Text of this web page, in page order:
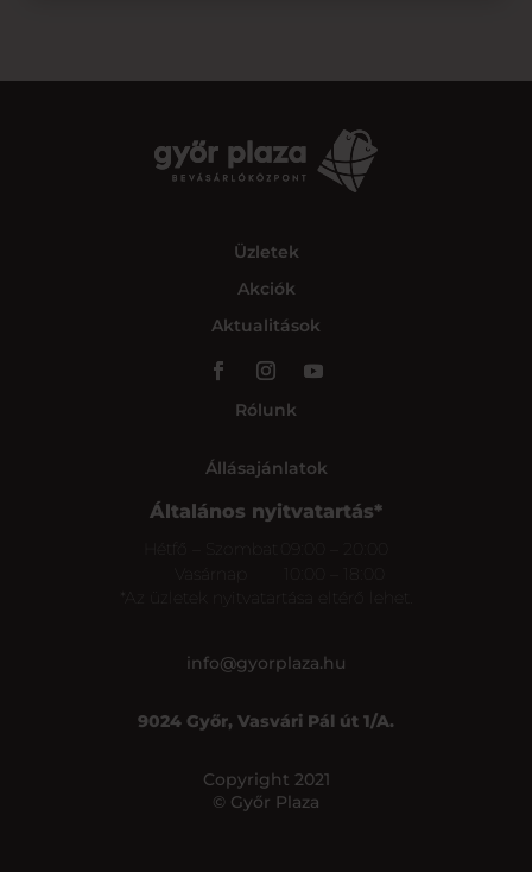
Üzletek
Akciók
Aktualitások
Rólunk
Állásajánlatok
Általános nyitvatartás*
*Az üzletek nyitvatartása eltérő lehet.
info@gyorplaza.hu
9024 Győr, Vasvári Pál út 1/A.
Copyright 2021
© Győr Plaza